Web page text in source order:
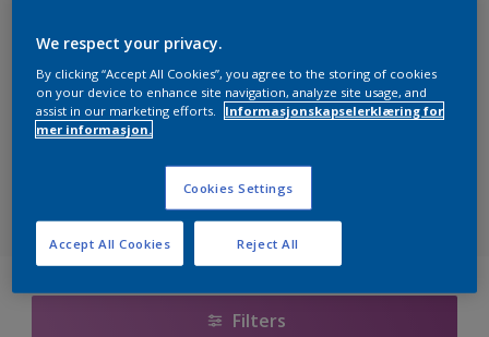
Velg fargekolleksjon
NCS Index
Nordsjö RAL (Painters)
Filters
We respect your privacy.
By clicking “Accept All Cookies”, you agree to the storing of cookies
on your device to enhance site navigation, analyze site usage, and
assist in our marketing efforts.
Informasjonskapselerklæring for
mer informasjon.
Cookies Settings
Reject All
Accept All Cookies